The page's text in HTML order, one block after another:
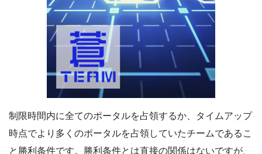
制限時間内に全てのポータルを占領するか、タイムアップ
時点でより多くのポータルを占領していたチームであるこ
と勝利条件です。勝利条件とは直接の関係はないですが、